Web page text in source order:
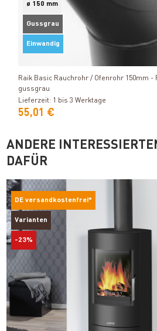
ø 150 mm
Gussgrau
Einwandig
Produkt ansehen
Raik Basic Rauchrohr / Ofenrohr 150mm -
gussgrau
Lieferzeit: 1 bis 3 Werktage
55,01 €
ANDERE
DAFÜR
DE versandkostenfrei*
Varianten
-23%